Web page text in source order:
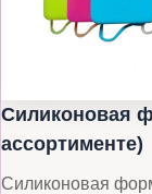
Силиконовая
ассортименте)
Силиконовая